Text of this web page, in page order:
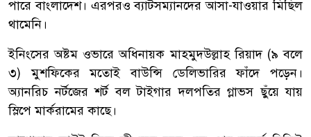
পারে বাংলাদেশ। এরপরও ব্যাটসম্যানদের আসা-যাওয়ার মিছিল
থামেনি।
ইনিংসের অষ্টম ওভারে অধিনায়ক মাহমুদউল্লাহ রিয়াদ (৯ বলে
৩) মুশফিকের মতোই বাউন্সি ডেলিভারির ফাঁদে পড়েন।
অ্যানরিচ নর্টজের শর্ট বল টাইগার দলপতির গ্লাভস ছুঁয়ে যায়
স্লিপে মার্করামের কাছে।